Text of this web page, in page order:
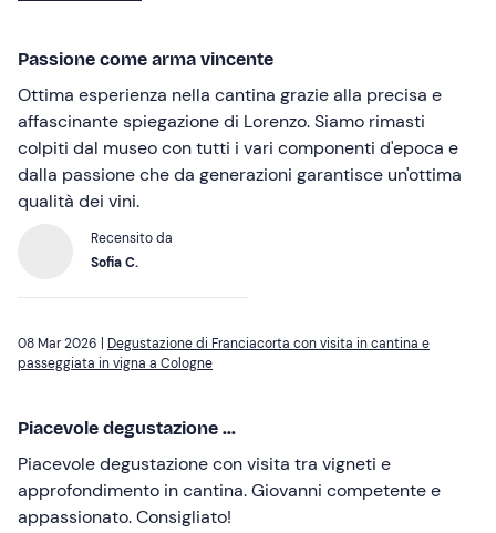
Passione come arma vincente
Ottima esperienza nella cantina grazie alla precisa e
affascinante spiegazione di Lorenzo. Siamo rimasti
colpiti dal museo con tutti i vari componenti d'epoca e
dalla passione che da generazioni garantisce un'ottima
qualità dei vini.
Recensito da
Sofia C.
08 Mar 2026 | Degustazione di Franciacorta con visita in cantina e
passeggiata in vigna a Cologne
Piacevole degustazione ...
Piacevole degustazione con visita tra vigneti e
approfondimento in cantina. Giovanni competente e
appassionato. Consigliato!